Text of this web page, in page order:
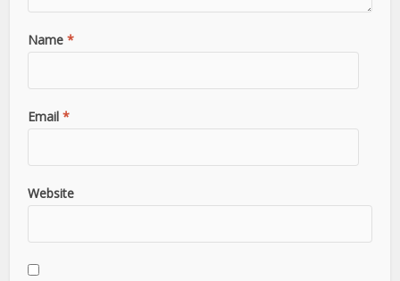
Name *
Email *
Website